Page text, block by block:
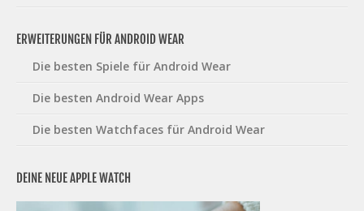
ERWEITERUNGEN FÜR ANDROID WEAR
Die besten Spiele für Android Wear
Die besten Android Wear Apps
Die besten Watchfaces für Android Wear
DEINE NEUE APPLE WATCH